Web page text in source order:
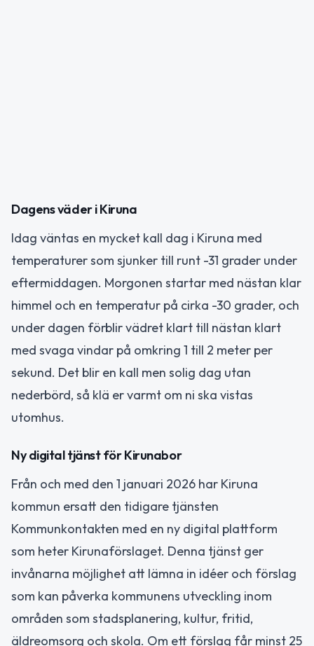
Dagens väder i Kiruna
Idag väntas en mycket kall dag i Kiruna med
temperaturer som sjunker till runt -31 grader under
eftermiddagen. Morgonen startar med nästan klar
himmel och en temperatur på cirka -30 grader, och
under dagen förblir vädret klart till nästan klart
med svaga vindar på omkring 1 till 2 meter per
sekund. Det blir en kall men solig dag utan
nederbörd, så klä er varmt om ni ska vistas
utomhus.
Ny digital tjänst för Kirunabor
Från och med den 1 januari 2026 har Kiruna
kommun ersatt den tidigare tjänsten
Kommunkontakten med en ny digital plattform
som heter Kirunaförslaget. Denna tjänst ger
invånarna möjlighet att lämna in idéer och förslag
som kan påverka kommunens utveckling inom
områden som stadsplanering, kultur, fritid,
äldreomsorg och skola. Om ett förslag får minst 25